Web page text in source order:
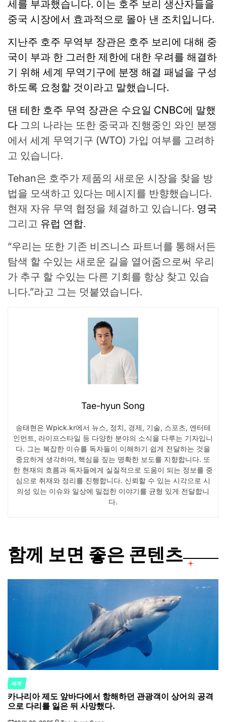
세를 부과했습니다. 이는 호주 보리 생산자들을
중국 시장에서 효과적으로 몰아 낸 조치입니다.
지난주 호주 무역부 장관은 호주 보리에 대해 중
국이 부과 한 그러한 제한에 대한 우려를 해결하
기 위해 세계 무역기구에 분쟁 해결 패널을 구성
하도록 요청할 것이라고 말했습니다.
댄 테한 호주 무역 장관은 수요일 CNBC에 말했
다 그의 나라는 또한 중국과 진행중인 와인 분쟁
에서 세계 무역기구 (WTO) 가입 여부를 고려하
고 있습니다.
Tehan은 호주가 제품의 새로운 시장을 찾을 방
법을 모색하고 있다는 메시지를 반향했습니다.
현재 자유 무역 협정을 체결하고 있습니다. 영국
그리고 유럽 ​​연합.
“우리는 또한 기존 비즈니스 파트너를 통해서든
탐색 할 수있는 새로운 길을 열어줌으로써 우리
가 추구 할 수있는 다른 기회를 항상 찾고 있습
니다.”라고 그는 덧붙였습니다.
Tae-hyun Song
송태현은 Wpick.kr에서 뉴스, 정치, 경제, 기술, 스포츠, 엔터테
인먼트, 라이프스타일 등 다양한 분야의 소식을 다루는 기자입니
다. 그는 복잡한 이슈를 독자들이 이해하기 쉽게 전달하는 것을
중요하게 생각하며, 핵심을 짚는 명확한 보도를 지향합니다. 또
한 현재의 흐름과 독자들에게 실질적으로 도움이 되는 정보를 중
심으로 취재와 정리를 진행합니다. 신뢰할 수 있는 시각으로 시
의성 있는 이슈와 일상에 밀접한 이야기를 균형 있게 전달합니
다.
함께 보면 좋은 콘텐츠
POSTED
IN
세계
카나리아 제도 앞바다에서 항해하던 관광객이 상어의 공격
으로 다리를 잃은 뒤 사망했다.